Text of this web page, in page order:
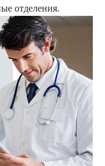
отделения.